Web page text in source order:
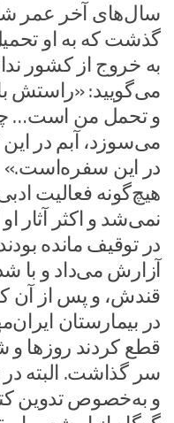
سال‌های آخر عمر
گذشت که به او
به خروج از کشور
می‌گویید: «راستش
و تحمل من است…
می‌سوزد، آبم در این
در این سفره‌است.»
هیچ‌گونه فعالیت
نمی‌شد و اکثر آثار
در توقیف مانده
آزارش می‌داد و با
در بیمارستان
قطع کردند روزها
سر گذاشت. البته در
و به‌خصوص تدوین